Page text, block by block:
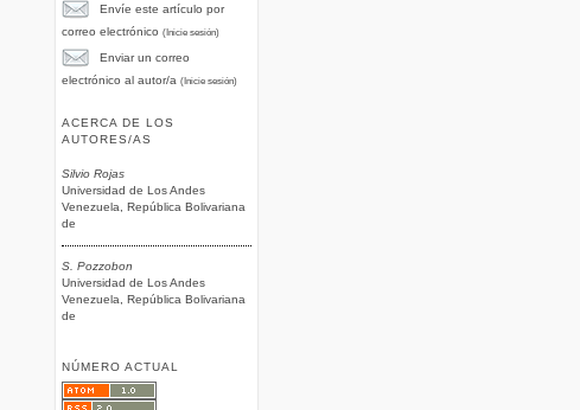
Envíe este artículo por
correo electrónico (Inicie sesión)
Enviar un correo
electrónico al autor/a (Inicie sesión)
ACERCA DE LOS
AUTORES/AS
Silvio Rojas
Universidad de Los Andes
Venezuela, República Bolivariana
de
S. Pozzobon
Universidad de Los Andes
Venezuela, República Bolivariana
de
NÚMERO ACTUAL